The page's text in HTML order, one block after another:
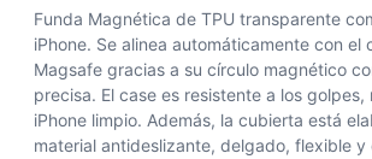
Funda Magnética de TPU transparente
iPhone. Se alinea automáticamente con el
Magsafe gracias a su círculo magnético
precisa. El case es resistente a los golpes,
iPhone limpio. Además, la cubierta está
material antideslizante, delgado, flexible y